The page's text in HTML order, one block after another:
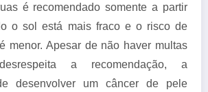
é recomendado somente a partir
o sol está mais fraco e o risco de
menor. Apesar de não haver multas
a recomendação, a
desenvolver um câncer de pele